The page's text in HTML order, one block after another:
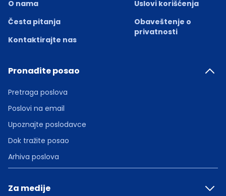
O nama
Česta pitanja
Kontaktirajte nas
Uslovi korišćenja
Obaveštenje o
privatnosti
Pronađite posao
Pretraga poslova
Poslovi na email
Upoznajte poslodavce
Dok tražite posao
Arhiva poslova
Za medije